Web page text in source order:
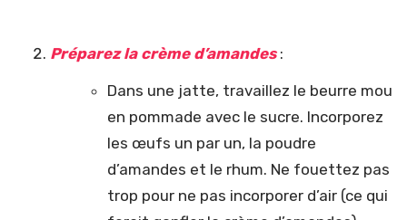
Préparez la crème d’amandes:
Dans une jatte, travaillez le beurre mou
en pommade avec le sucre. Incorporez
les œufs un par un, la poudre
d’amandes et le rhum. Ne fouettez pas
trop pour ne pas incorporer d’air (ce qui